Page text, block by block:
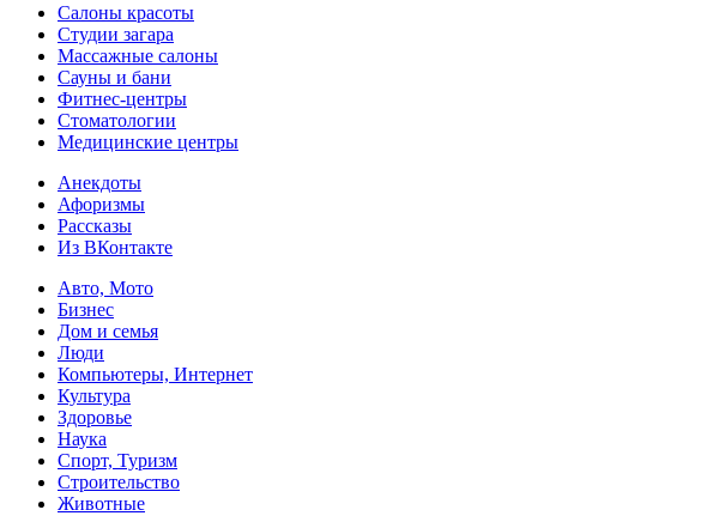
Салоны красоты
Студии загара
Массажные салоны
Сауны и бани
Фитнес-центры
Стоматологии
Медицинские центры
Анекдоты
Афоризмы
Рассказы
Из ВКонтакте
Авто, Мото
Бизнес
Дом и семья
Люди
Компьютеры, Интернет
Культура
Здоровье
Наука
Спорт, Туризм
Строительство
Животные